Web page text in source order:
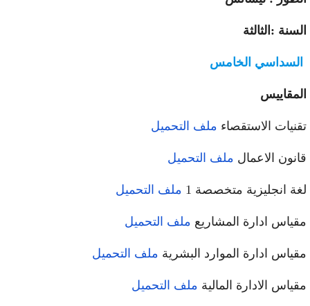
:الثالثة
الخامس
الاستقصاءملف التحميل
الاعمالملف التحميل
انجليزية متخصصة 1 ملف التحميل
ادارة المشاريعملف التحميل
ادارة الموارد البشريةملف التحميل
الادارة الماليةملف التحميل